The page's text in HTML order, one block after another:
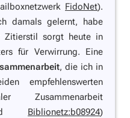
FidoNet).
damals gelernt, habe
Zitierstil sorgt heute in
für Verwirrung. Eine
, die ich in
empfehlenswerten
Zusammenarbeit
Biblionetz:b08924)